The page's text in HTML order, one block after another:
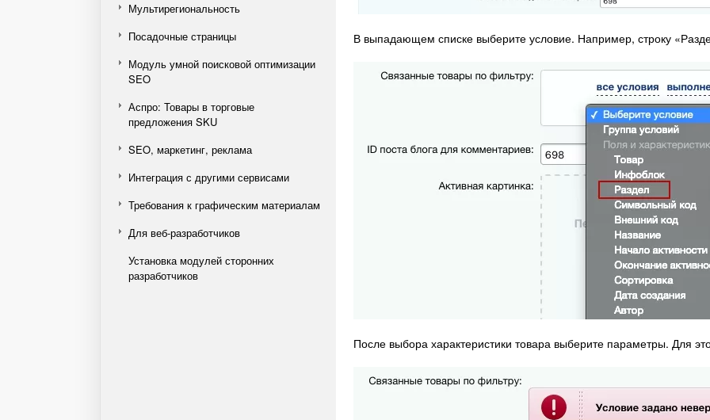
Мультирегиональность
Посадочные страницы
Модуль умной поисковой оптимизации
SEO
Аспро: Товары в торговые
предложения SKU
SEO, маркетинг, реклама
Интеграция с другими сервисами
Требования к графическим материалам
Для веб-разработчиков
Установка модулей сторонних
разработчиков
В выпадающем списке выберите условие. Например, строку
После выбора характеристики товара выберите параметры. Для